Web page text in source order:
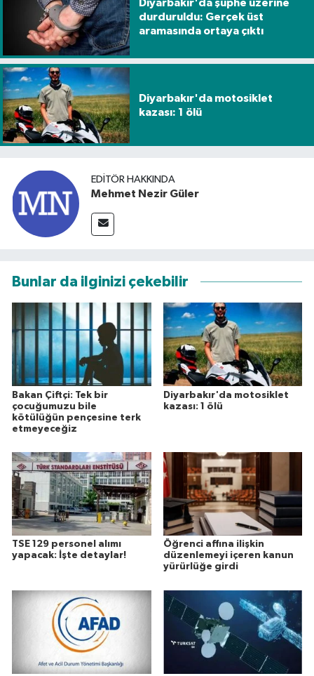
Diyarbakır'da şüphe üzerine
durduruldu: Gerçek üst
aramasında ortaya çıktı
Diyarbakır'da motosiklet
kazası: 1 ölü
EDITÖR HAKKINDA
Mehmet Nezir Güler
Bunlar da ilginizi çekebilir
Bakan Çiftçi: Tek bir
çocuğumuzu bile
kötülüğün pençesine terk
etmeyeceğiz
Diyarbakır'da motosiklet
kazası: 1 ölü
TSE 129 personel alımı
yapacak: İşte detaylar!
Öğrenci affına ilişkin
düzenlemeyi içeren kanun
yürürlüğe girdi